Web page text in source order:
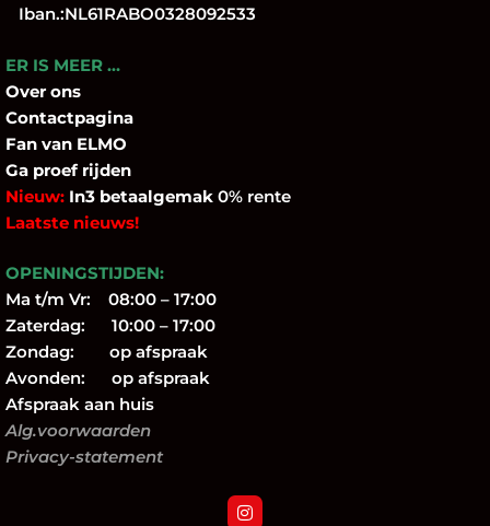
Iban.:NL61RABO0328092533
ER IS MEER …
Over ons
Contactpagina
Fan van ELMO
Ga proef rijden
Nieuw: In3 betaalgemak 0% rente
Laatste nieuws!
OPENINGSTIJDEN:
Ma t/m Vr: 08:00 – 17:00
Zaterdag: 10:00 – 17:00
Zondag: op afspraak
Avonden: op afspraak
Afspraak aan huis
Alg.voorwaarden
Privacy-statement